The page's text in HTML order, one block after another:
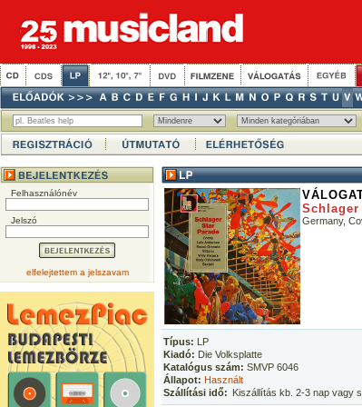
Felhasználónév
Jelszó
elfelejtettem a jelszavam
Schlager
Germany,
Típus: LP
Kiadó: Die Volksplatte
Katalógus szám: SMVP 6046
Állapot: Használt
Szállítási idő: Kiszállítás kb. 2-3 nap vagy